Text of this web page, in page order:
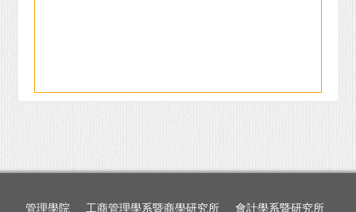
管理學院 工商管理學系暨商學研究所 會計學系暨研究所